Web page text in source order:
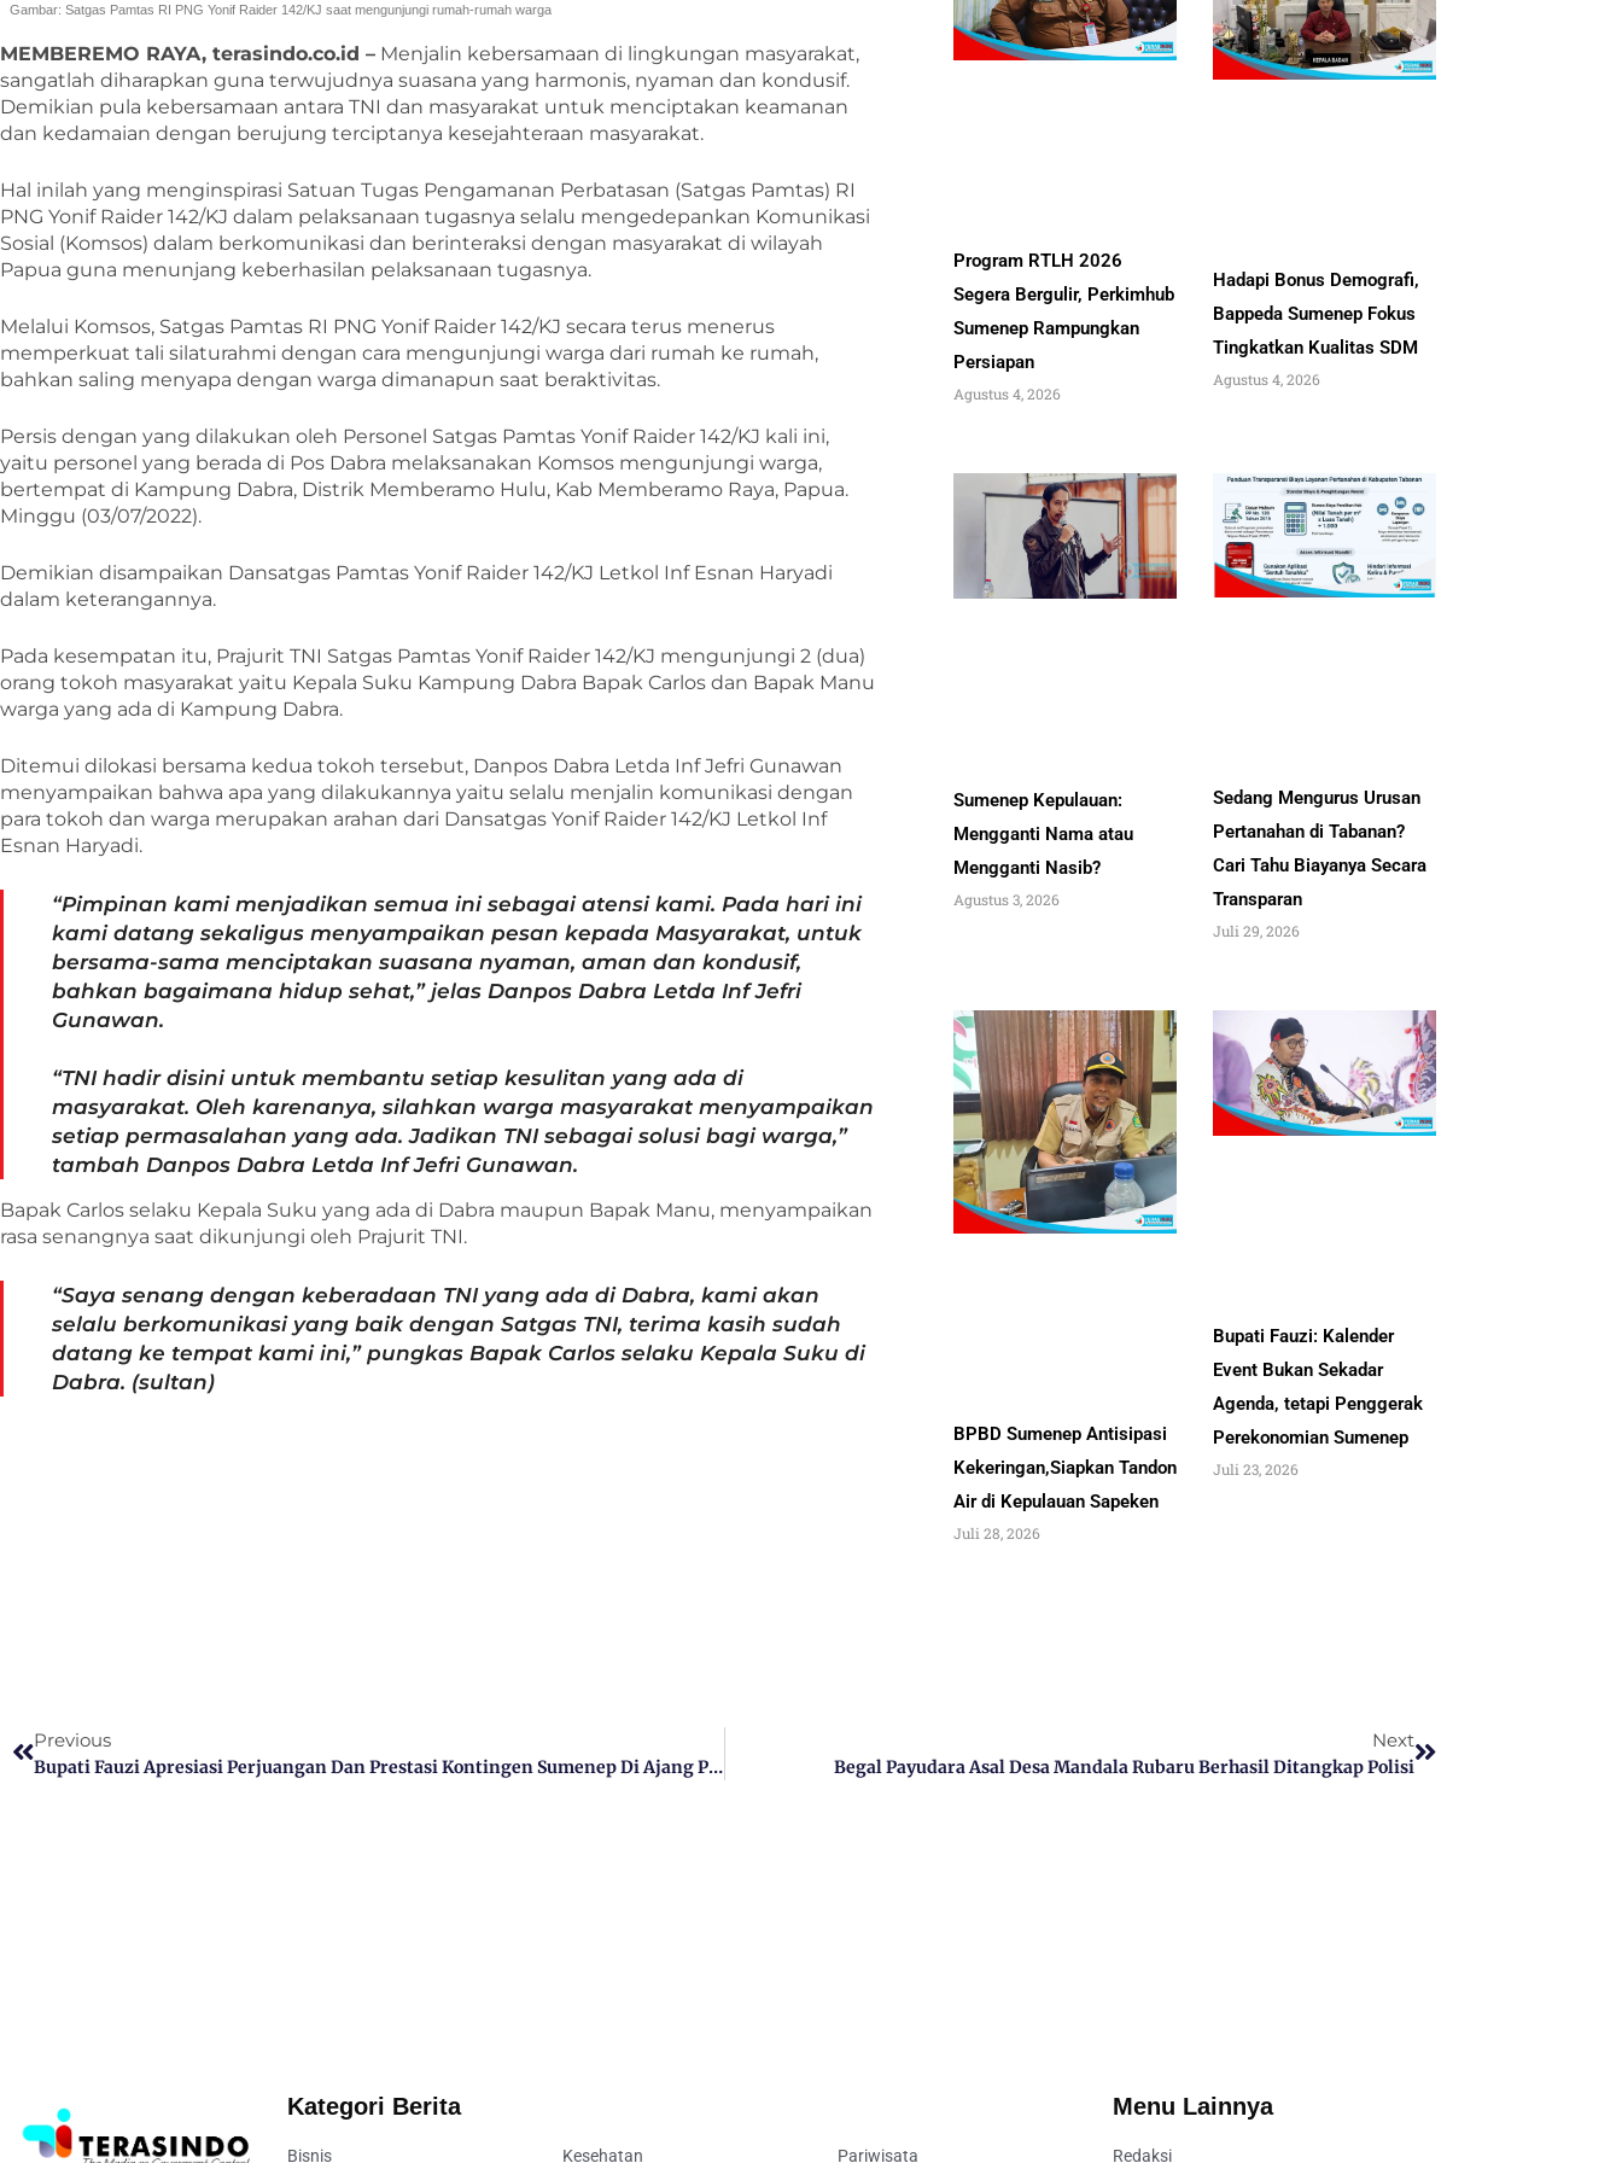
Gambar: Satgas Pamtas RI PNG Yonif Raider 142/KJ saat mengunjungi rumah-rumah warga
MEMBEREMO RAYA, terasindo.co.id – Menjalin kebersamaan di lingkungan masyarakat,
sangatlah diharapkan guna terwujudnya suasana yang harmonis, nyaman dan kondusif.
Demikian pula kebersamaan antara TNI dan masyarakat untuk menciptakan keamanan
dan kedamaian dengan berujung terciptanya kesejahteraan masyarakat.
Hal inilah yang menginspirasi Satuan Tugas Pengamanan Perbatasan (Satgas Pamtas) RI
PNG Yonif Raider 142/KJ dalam pelaksanaan tugasnya selalu mengedepankan Komunikasi
Sosial (Komsos) dalam berkomunikasi dan berinteraksi dengan masyarakat di wilayah
Papua guna menunjang keberhasilan pelaksanaan tugasnya.
Melalui Komsos, Satgas Pamtas RI PNG Yonif Raider 142/KJ secara terus menerus
memperkuat tali silaturahmi dengan cara mengunjungi warga dari rumah ke rumah,
bahkan saling menyapa dengan warga dimanapun saat beraktivitas.
Persis dengan yang dilakukan oleh Personel Satgas Pamtas Yonif Raider 142/KJ kali ini,
yaitu personel yang berada di Pos Dabra melaksanakan Komsos mengunjungi warga,
bertempat di Kampung Dabra, Distrik Memberamo Hulu, Kab Memberamo Raya, Papua.
Minggu (03/07/2022).
Demikian disampaikan Dansatgas Pamtas Yonif Raider 142/KJ Letkol Inf Esnan Haryadi
dalam keterangannya.
Pada kesempatan itu, Prajurit TNI Satgas Pamtas Yonif Raider 142/KJ mengunjungi 2 (dua)
orang tokoh masyarakat yaitu Kepala Suku Kampung Dabra Bapak Carlos dan Bapak Manu
warga yang ada di Kampung Dabra.
Ditemui dilokasi bersama kedua tokoh tersebut, Danpos Dabra Letda Inf Jefri Gunawan
menyampaikan bahwa apa yang dilakukannya yaitu selalu menjalin komunikasi dengan
para tokoh dan warga merupakan arahan dari Dansatgas Yonif Raider 142/KJ Letkol Inf
Esnan Haryadi.
“Pimpinan kami menjadikan semua ini sebagai atensi kami. Pada hari ini
kami datang sekaligus menyampaikan pesan kepada Masyarakat, untuk
bersama-sama menciptakan suasana nyaman, aman dan kondusif,
bahkan bagaimana hidup sehat,” jelas Danpos Dabra Letda Inf Jefri
Gunawan.
“TNI hadir disini untuk membantu setiap kesulitan yang ada di
masyarakat. Oleh karenanya, silahkan warga masyarakat menyampaikan
setiap permasalahan yang ada. Jadikan TNI sebagai solusi bagi warga,”
tambah Danpos Dabra Letda Inf Jefri Gunawan.
Bapak Carlos selaku Kepala Suku yang ada di Dabra maupun Bapak Manu, menyampaikan
rasa senangnya saat dikunjungi oleh Prajurit TNI.
“Saya senang dengan keberadaan TNI yang ada di Dabra, kami akan
selalu berkomunikasi yang baik dengan Satgas TNI, terima kasih sudah
datang ke tempat kami ini,” pungkas Bapak Carlos selaku Kepala Suku di
Dabra. (sultan)
Program RTLH 2026
Segera Bergulir, Perkimhub
Sumenep Rampungkan
Persiapan
Agustus 4, 2026
Hadapi Bonus Demografi,
Bappeda Sumenep Fokus
Tingkatkan Kualitas SDM
Agustus 4, 2026
Sumenep Kepulauan:
Mengganti Nama atau
Mengganti Nasib?
Agustus 3, 2026
Sedang Mengurus Urusan
Pertanahan di Tabanan?
Cari Tahu Biayanya Secara
Transparan
Juli 29, 2026
BPBD Sumenep Antisipasi
Kekeringan,Siapkan Tandon
Air di Kepulauan Sapeken
Juli 28, 2026
Bupati Fauzi: Kalender
Event Bukan Sekadar
Agenda, tetapi Penggerak
Perekonomian Sumenep
Juli 23, 2026
Previous
Bupati Fauzi Apresiasi Perjuangan Dan Prestasi Kontingen Sumenep Di Ajang Porprov Jatim
Next
Begal Payudara Asal Desa Mandala Rubaru Berhasil Ditangkap Polisi
Kategori Berita
Bisnis Kesehatan Pariwisata
Menu Lainnya
Redaksi